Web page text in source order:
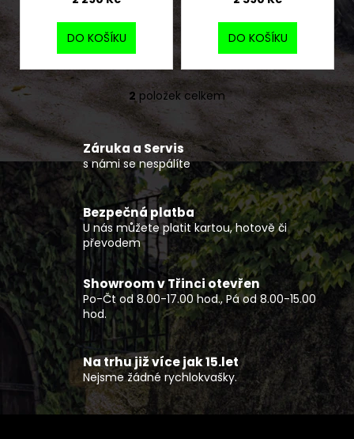
DO KOŠÍKU DO KOŠÍKU
O
l
á
d
a
c
í
p
r
v
k
y
v
ý
p
i
s
u
2 položek celkem
Záruka a Servis
s námi se nespálíte
Bezpečná platba
U nás můžete platit kartou, hotově či
převodem
Showroom v Třinci otevřen
Po-Čt od 8.00-17.00 hod., Pá od 8.00-15.00
hod.
Na trhu již více jak 15.let
Nejsme žádné rychlokvašky.
u
j
m
e
SERVIS
SKÚTRU
900
Kč